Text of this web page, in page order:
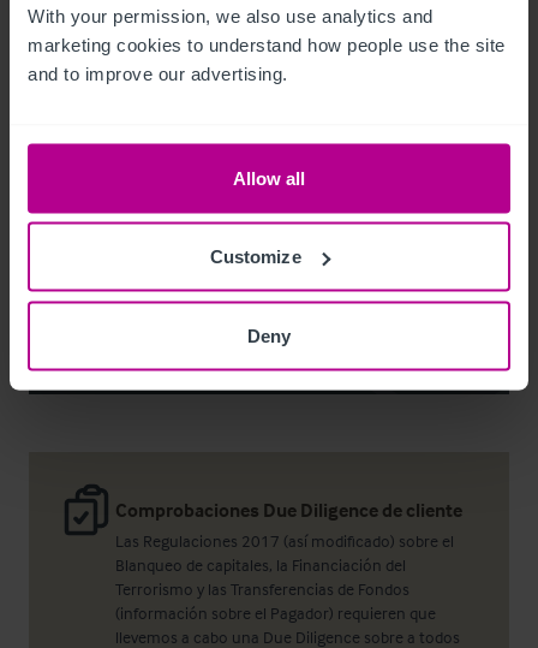
With your permission, we also use analytics and
marketing cookies to understand how people use the site
and to improve our advertising.
Allow all
Customize
Deny
Comprobaciones Due Diligence de cliente
Las Regulaciones 2017 (así modificado) sobre el
Blanqueo de capitales, la Financiación del
Terrorismo y las Transferencias de Fondos
(información sobre el Pagador) requieren que
llevemos a cabo una Due Diligence sobre a todos
Noel Moffitt
Senior Director - Corporate Pubs and Restaurants
+44 7713 061 594
noel.moffitt@christie.com
Contacto